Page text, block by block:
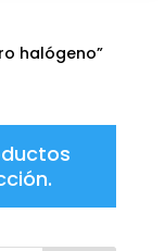
halógeno”